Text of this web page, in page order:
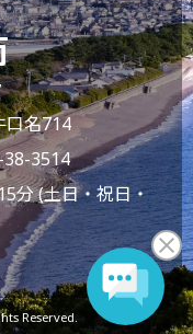
口名714
3514
分 (土日・祝日・
Reserved.